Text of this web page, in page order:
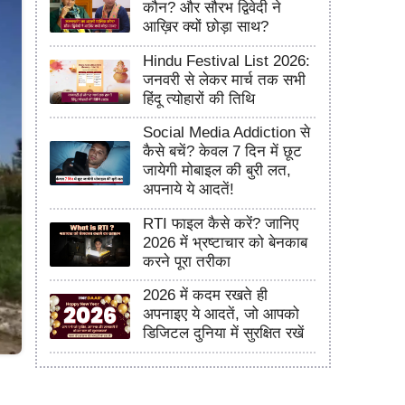
कौन? और सौरभ द्विवेदी ने
आख़िर क्यों छोड़ा साथ?
Hindu Festival List 2026:
जनवरी से लेकर मार्च तक सभी
हिंदू त्योहारों की तिथि
Social Media Addiction से
कैसे बचें? केवल 7 दिन में छूट
जायेगी मोबाइल की बुरी लत,
अपनाये ये आदतें!
RTI फाइल कैसे करें? जानिए
2026 में भ्रष्टाचार को बेनकाब
करने पूरा तरीका
2026 में कदम रखते ही
अपनाइए ये आदतें, जो आपको
डिजिटल दुनिया में सुरक्षित रखें